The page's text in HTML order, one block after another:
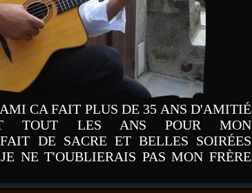
CA FAIT PLUS DE 35 ANS D'AMITIÉ
TOUT LES ANS POUR MON
DE SACRE ET BELLES SOIRÉES
NE T'OUBLIERAIS PAS MON FRÈRE